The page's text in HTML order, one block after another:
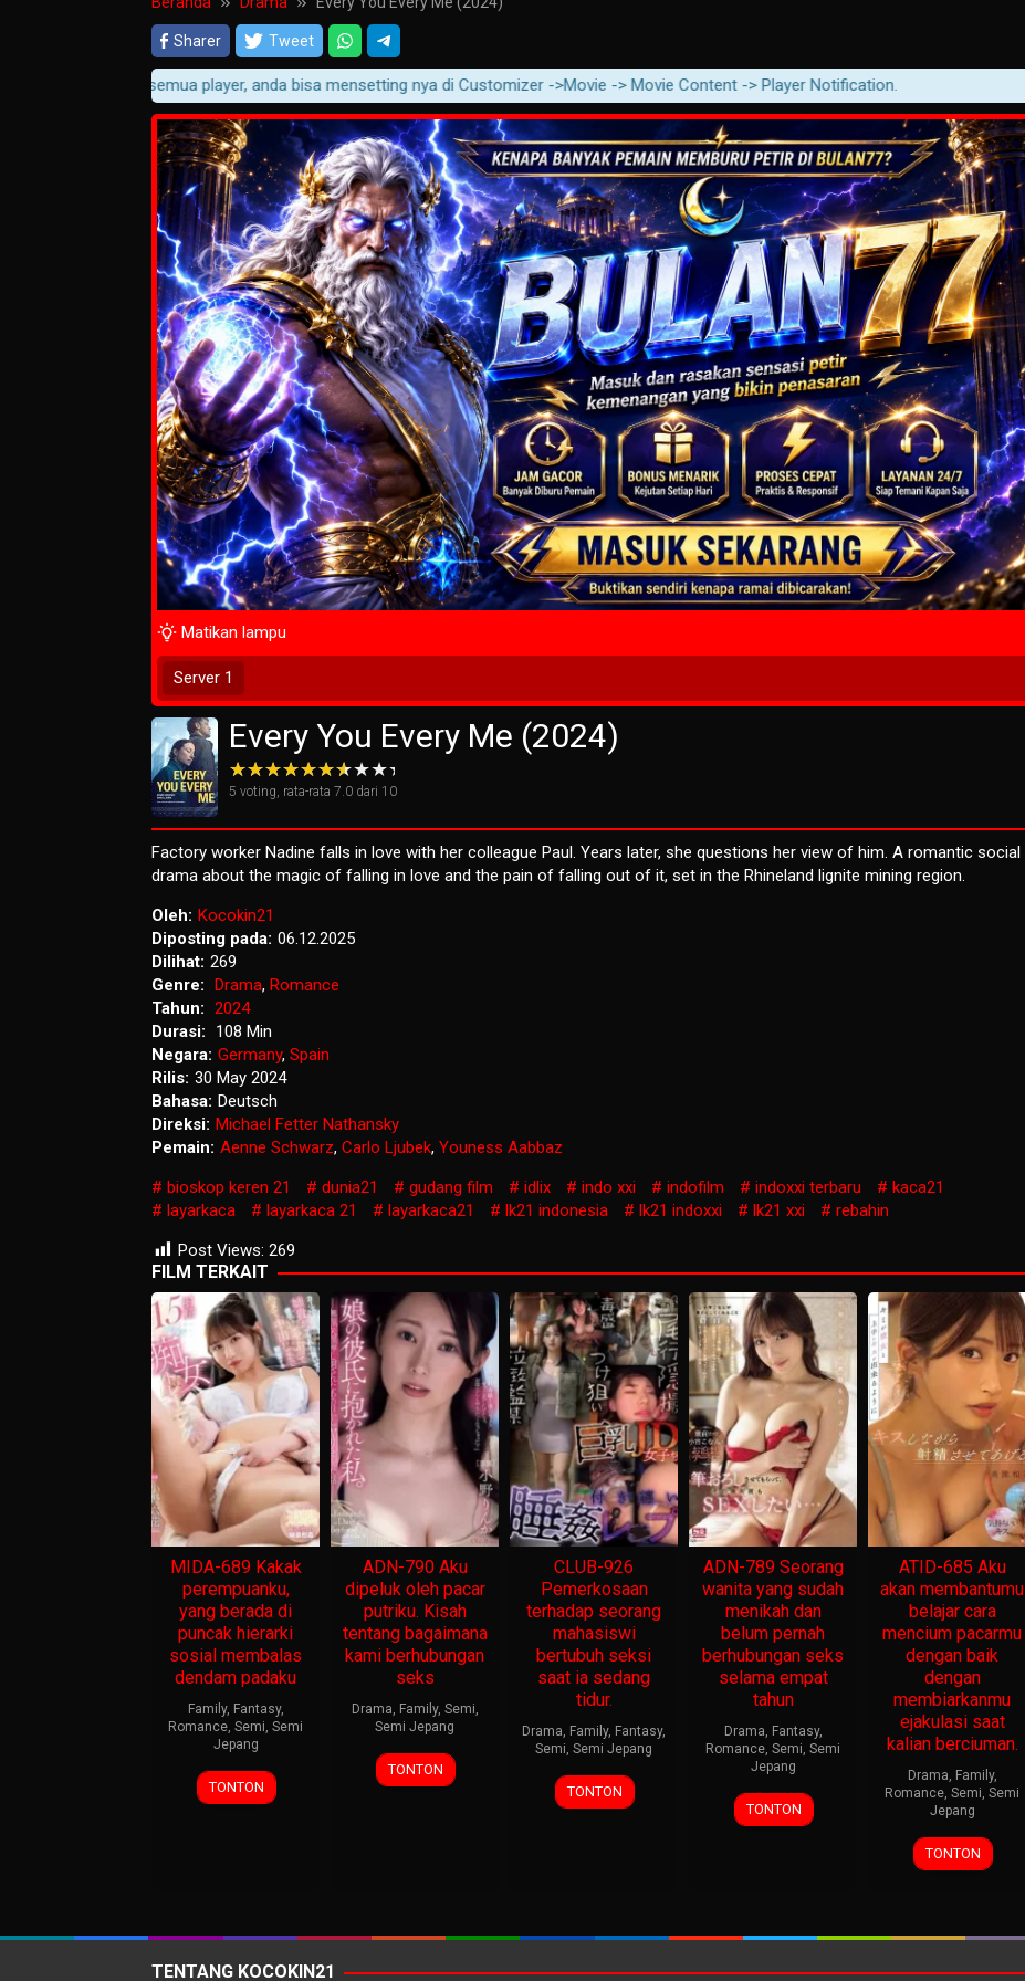
Sharer Tweet
pada semua player, anda bisa mensetting nya di Customizer ->Movie -> Movie Content -> Player Notification.
Play Now
4 Wait Time
Matikan lampu
Server 1
Every You Every Me (2024)
5 voting, rata-rata 7.0 dari 10
Factory worker Nadine falls in love with her colleague Paul. Years later, she questions her view of him. A romantic social
drama about the magic of falling in love and the pain of falling out of it, set in the Rhineland lignite mining region.
Oleh: Kocokin21
Diposting pada: 06.12.2025
Dilihat: 269
Genre: Drama, Romance
Tahun: 2024
Durasi:
108 Min
Negara: Germany, Spain
Rilis: 30 May 2024
Bahasa: Deutsch
Direksi: Michael Fetter Nathansky
Pemain: Aenne Schwarz, Carlo Ljubek, Youness Aabbaz
bioskop keren 21
dunia21 gudang film idlix indo xxi indofilm indoxxi terbaru
kaca21
layarkaca
layarkaca 21 layarkaca21 lk21 indonesia lk21 indoxxi lk21 xxi
rebahin
Post Views: 269
FILM TERKAIT
MIDA-689 Kakak
perempuanku,
yang berada di
puncak hierarki
sosial membalas
dendam padaku
Family, Fantasy,
Romance, Semi, Semi
Jepang
TONTON
ADN-790 Aku
dipeluk oleh pacar
putriku. Kisah
tentang bagaimana
kami berhubungan
seks
Drama, Family, Semi,
Semi Jepang
TONTON
CLUB-926
Pemerkosaan
terhadap seorang
mahasiswi
bertubuh seksi
saat ia sedang
tidur.
Drama, Family, Fantasy,
Semi, Semi Jepang
TONTON
ADN-789 Seorang
wanita yang sudah
menikah dan
belum pernah
berhubungan seks
selama empat
tahun
Drama, Fantasy,
Romance, Semi, Semi
Jepang
TONTON
ATID-685 Aku
akan membantumu
belajar cara
mencium pacarmu
dengan baik
dengan
membiarkanmu
ejakulasi saat
kalian berciuman.
Drama, Family,
Romance, Semi, Semi
Jepang
TONTON
TENTANG KOCOKIN21